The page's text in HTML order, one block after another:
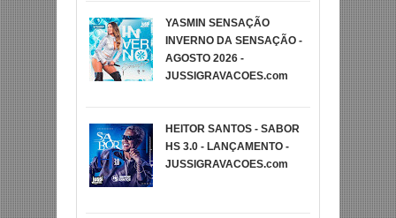
YASMIN SENSAÇÃO
INVERNO DA SENSAÇÃO -
AGOSTO 2026 -
JUSSIGRAVACOES.com
HEITOR SANTOS - SABOR
HS 3.0 - LANÇAMENTO -
JUSSIGRAVACOES.com